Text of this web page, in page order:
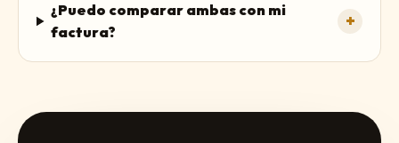
¿Puedo comparar ambas con mi
factura?
+